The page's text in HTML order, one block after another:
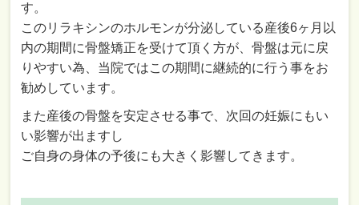
す。
このリラキシンのホルモンが分泌している産後6ヶ月以
内の期間に骨盤矯正を受けて頂く方が、骨盤は元に戻
りやすい為、当院ではこの期間に継続的に行う事をお
勧めしています。
また産後の骨盤を安定させる事で、次回の妊娠にもい
い影響が出ますし
ご自身の身体の予後にも大きく影響してきます。